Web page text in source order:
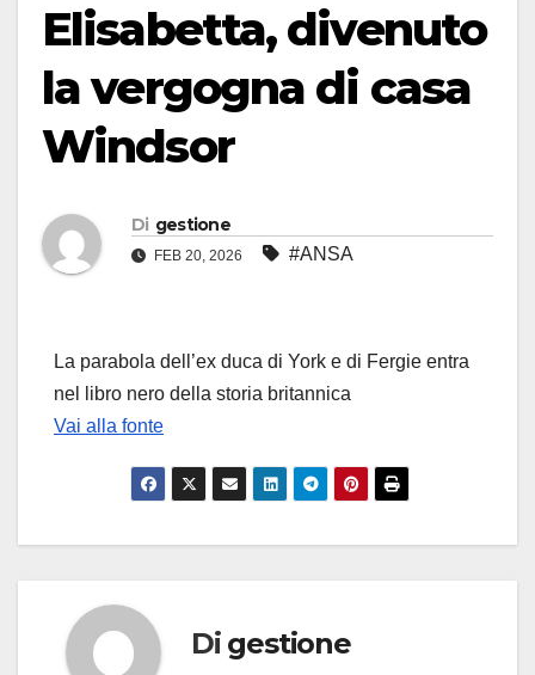
Elisabetta, divenuto
la vergogna di casa
Windsor
Di gestione
FEB 20, 2026 #ANSA
La parabola dell’ex duca di York e di Fergie entra
nel libro nero della storia britannica
Vai alla fonte
Di gestione